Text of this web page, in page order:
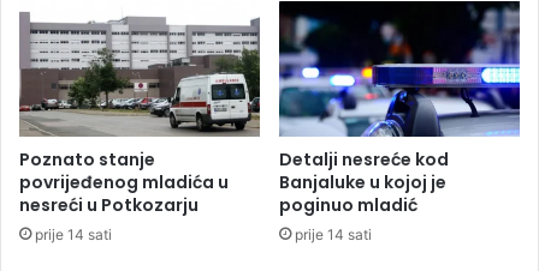
k
a
-
L
a
k
Poznato stanje
povrijeđenog mladića u
nesreći u Potkozarju
prije 14 sati
Detalji nesreće kod
Banjaluke u kojoj je
poginuo mladić
prije 14 sati